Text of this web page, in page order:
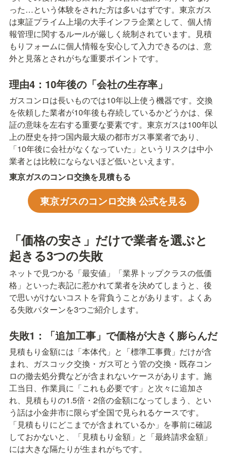
った…という体験をされた方は多いはずです。東京ガス
は東証プライム上場の大手インフラ企業として、個人情
報管理に関するルールが厳しく統制されています。見積
もりフォームに個人情報を安心して入力できるのは、意
外と見落とされがちな重要ポイントです。
理由4：10年後の「会社の生存率」
ガスコンロは長いものでは10年以上使う機器です。交換
を依頼した業者が10年後も存続しているかどうかは、保
証の意味を左右する重要な要素です。東京ガスは100年以
上の歴史を持つ国内最大級の都市ガス事業者であり、
「10年後に会社がなくなっていた」というリスクは中小
業者とは比較にならないほど低いといえます。
東京ガスのコンロ交換を見積もる
東京ガスのコンロ交換 公式を見る
「価格の安さ」だけで業者を選ぶと
起きる3つの失敗
ネットで見つかる「最安値」「業界トップクラスの低価
格」といった表記に惹かれて業者を決めてしまうと、後
で思いがけないコストを背負うことがあります。よくあ
る失敗パターンを3つご紹介します。
失敗1：「追加工事」で価格が大きく膨らんだ
見積もり金額には「本体代」と「標準工事費」だけが含
まれ、ガスコック交換・ガス可とう管の交換・既存コン
ロの撤去処分費などが含まれないケースがあります。施
工当日、作業員に「これも必要です」と次々に追加さ
れ、見積もりの1.5倍・2倍の金額になってしまう、とい
う話は小金井市に限らず全国で見られるケースです。
「見積もりにどこまでが含まれているか」を事前に確認
しておかないと、「見積もり金額」と「最終請求金額」
には大きな隔たりが生まれがちです。